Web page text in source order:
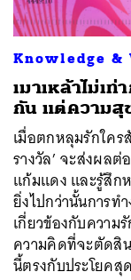
Knowledge &
เมาเหล้าไม่เ
กัน แต่ความสุ
เมื่อตกหลุมรักใคร
รางวัล’ จะส่งผลต่
แก้มแดง และรู้สึก
ยิ่งไปกว่านั้นการท
เกี่ยวข้องกับควา
ความคิดที่จะตัดสิ
นี้ตรงกับประโยคสุ